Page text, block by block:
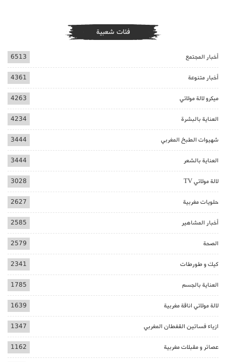
فئات شعبية
أخبار المجتمع 6513
أخبار متنوعة 4361
ميكرو لالة مولاتي 4263
العناية بالبشرة 4234
شهيوات الطبخ المغربي 3444
العناية بالشعر 3444
لالة مولاتي TV 3028
حلويات مغربية 2627
أخبار المشاهير 2585
الصحة 2579
كيك و طورطات 2341
العناية بالجسم 1785
لالة مولاتي اناقة مغربية 1639
ازياء فساتين القفطان المغربي 1347
عصائر و مقبلات مغربية 1162